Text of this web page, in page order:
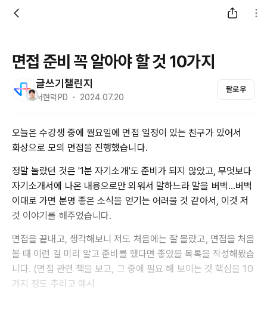
면접 준비 꼭 알아야 할 것 10가지
글쓰기챌린지
서현덕PD ・ 2024.07.20
팔로우
오늘은 수강생 중에 월요일에 면접 일정이 있는 친구가 있어서
화상으로 모의 면접을 진행했습니다.
정말 놀랐던 것은 '1분 자기소개'도 준비가 되지 않았고, 무엇보다
자기소개서에 나온 내용으로만 외워서 말하느라 말을 버벅...버벅
이대로 가면 분명 좋은 소식을 얻기는 어려울 것 같아서, 이것 저
것 이야기를 해주었습니다.
면접을 끝내고, 생각해보니 저도 처음에는 잘 몰랐고, 면접을 처음
볼 때 이런 걸 미리 알고 준비를 했다면 좋았을 목록을 작성해봤습
니다. (면접 관련 책을 보고, 그 중에 필요 해 보이는 것 핵심을 10
가지 정도 추리고 예시